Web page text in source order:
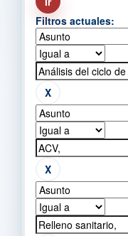
Filtros actuales: